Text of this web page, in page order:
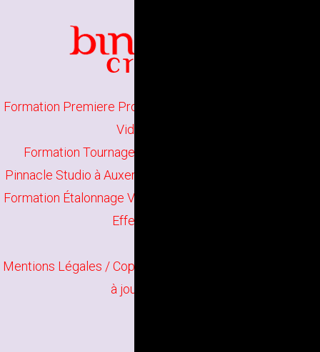
Formation Premiere Pro à Auxerre
Vidéo à Auxerre
Formation Tournage Vidéo à Auxerre
Pinnacle Studio à Auxerre
Formation Étalonnage Vidéo à Auxerre
Effects à Auxerre
Mentions Légales / Copyright
à jour en juin 2026